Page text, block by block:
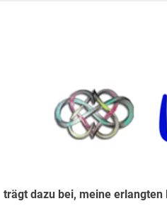
trägt dazu bei, meine